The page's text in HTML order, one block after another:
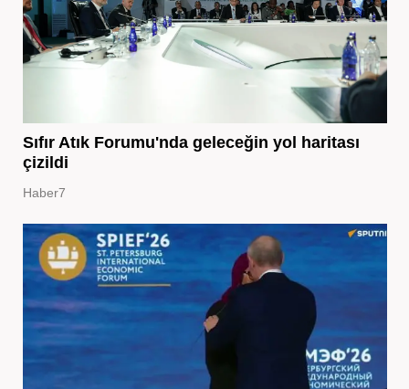
Sıfır Atık Forumu'nda geleceğin yol haritası
çizildi
Haber7